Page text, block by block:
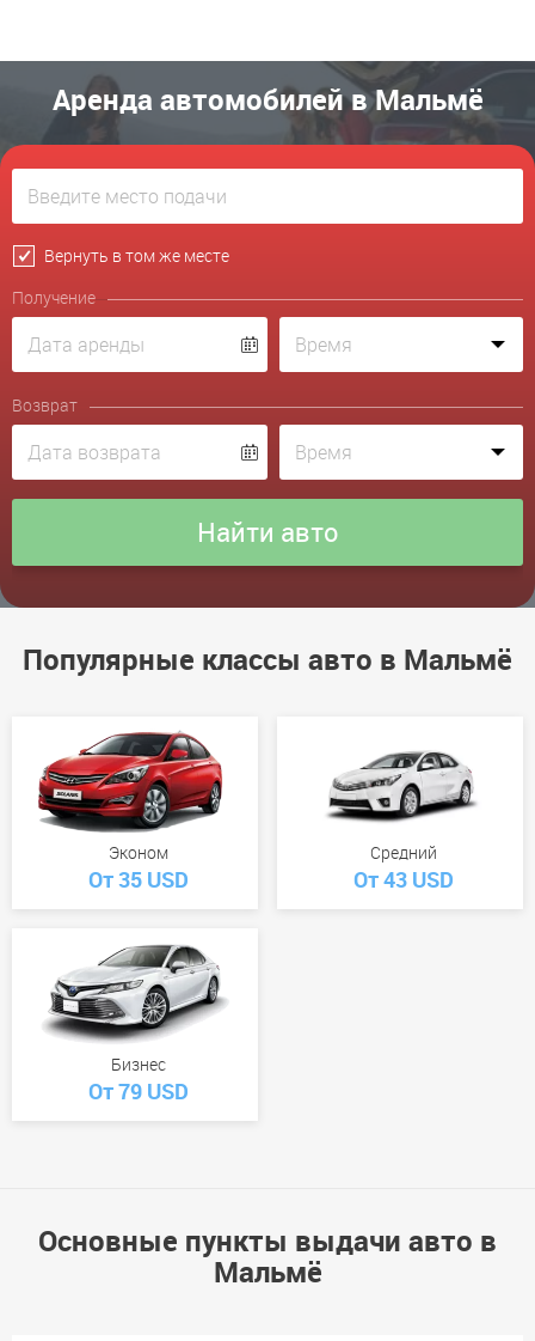
Аренда автомобилей в Мальмё
Вернуть в том же месте
Получение
Возврат
Популярные классы авто в Мальмё
Эконом
От 35 USD
Средний
От 43 USD
Бизнес
От 79 USD
Основные пункты выдачи авто в
Мальмё